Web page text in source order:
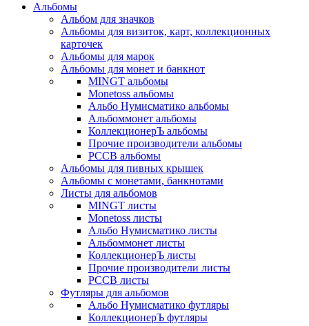
Альбомы
Альбом для значков
Альбомы для визиток, карт, коллекционных
карточек
Альбомы для марок
Альбомы для монет и банкнот
MINGT альбомы
Monetoss альбомы
Альбо Нумисматико альбомы
Альбоммонет альбомы
КоллекционерЪ альбомы
Прочие производители альбомы
РССВ альбомы
Альбомы для пивных крышек
Альбомы с монетами, банкнотами
Листы для альбомов
MINGT листы
Monetoss листы
Альбо Нумисматико листы
Альбоммонет листы
КоллекционерЪ листы
Прочие производители листы
РССВ листы
Футляры для альбомов
Альбо Нумисматико футляры
КоллекционерЪ футляры